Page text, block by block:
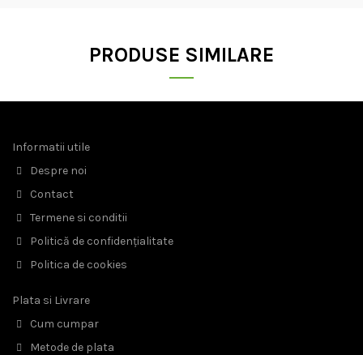
PRODUSE SIMILARE
Informatii utile
Despre noi
Contact
Termene si conditii
Politică de confidențialitate
Politica de cookies
Plata si Livrare
Cum cumpar
Metode de plata